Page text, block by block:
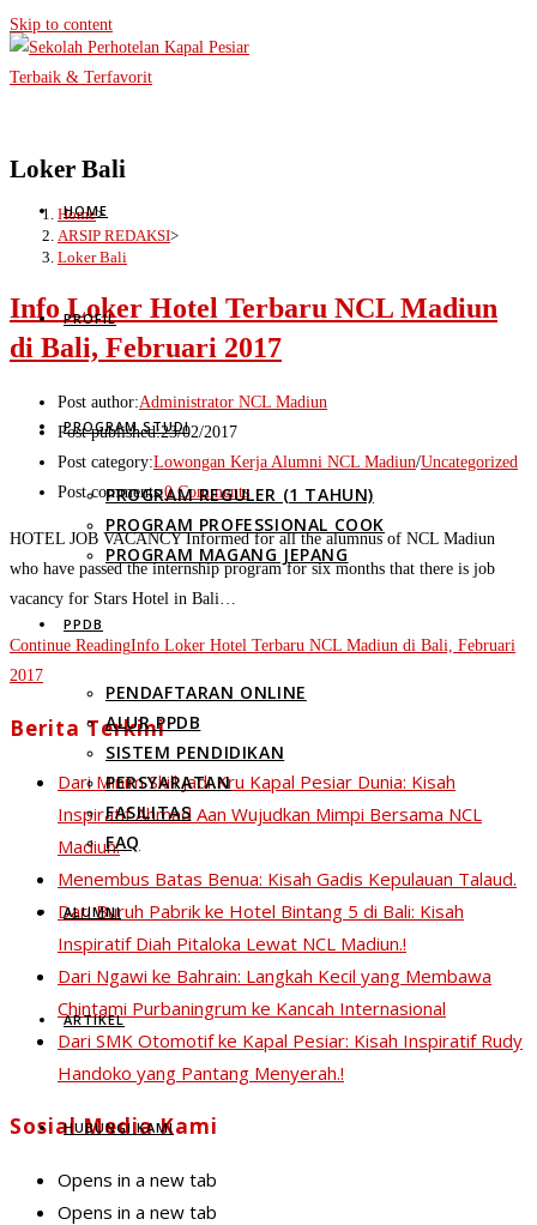
Skip to content
HOME
PROFIL
PROGRAM STUDI
PROGRAM REGULER (1 TAHUN)
PROGRAM PROFESSIONAL COOK
PROGRAM MAGANG JEPANG
PPDB
PENDAFTARAN ONLINE
ALUR PPDB
SISTEM PENDIDIKAN
PERSYARATAN
FASILITAS
FAQ
ALUMNI
ARTIKEL
HUBUNGI KAMI
Loker Bali
Home>
ARSIP REDAKSI>
Loker Bali
Info Loker Hotel Terbaru NCL Madiun
di Bali, Februari 2017
Post author:Administrator NCL Madiun
Post published:23/02/2017
Post category:Lowongan Kerja Alumni NCL Madiun/Uncategorized
Post comments:0 Comments
HOTEL JOB VACANCY Informed for all the alumnus of NCL Madiun
who have passed the internship program for six months that there is job
vacancy for Stars Hotel in Bali…
Continue ReadingInfo Loker Hotel Terbaru NCL Madiun di Bali, Februari
2017
Berita Terkini
Dari Minim Skill Jadi Kru Kapal Pesiar Dunia: Kisah
Inspiratif Ahmad Aan Wujudkan Mimpi Bersama NCL
Madiun.
Menembus Batas Benua: Kisah Gadis Kepulauan Talaud.
Dari Buruh Pabrik ke Hotel Bintang 5 di Bali: Kisah
Inspiratif Diah Pitaloka Lewat NCL Madiun.!
Dari Ngawi ke Bahrain: Langkah Kecil yang Membawa
Chintami Purbaningrum ke Kancah Internasional
Dari SMK Otomotif ke Kapal Pesiar: Kisah Inspiratif Rudy
Handoko yang Pantang Menyerah.!
Sosial Media Kami
Opens in a new tab
Opens in a new tab